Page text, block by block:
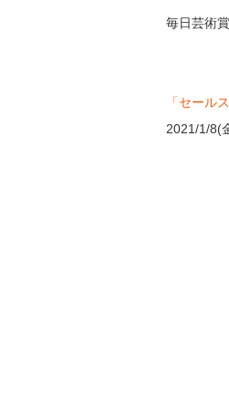
毎日芸術
「セール
2021/1/8(